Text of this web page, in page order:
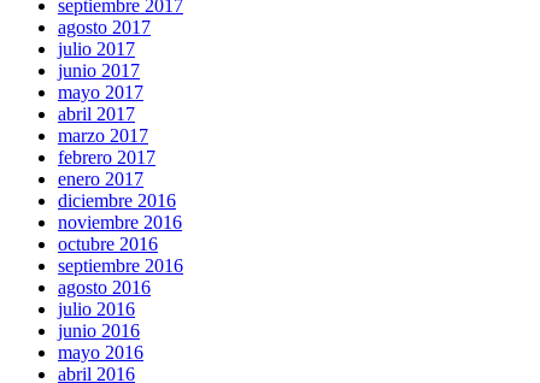
septiembre 2017
agosto 2017
julio 2017
junio 2017
mayo 2017
abril 2017
marzo 2017
febrero 2017
enero 2017
diciembre 2016
noviembre 2016
octubre 2016
septiembre 2016
agosto 2016
julio 2016
junio 2016
mayo 2016
abril 2016